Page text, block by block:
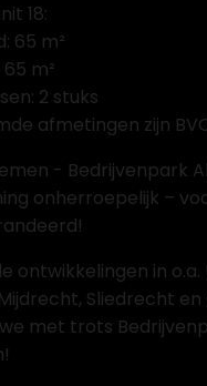
18:
65 m²
m²
2 stuks
afmetingen zijn
- Bedrijvenpark
onherroepelijk –
ontwikkelingen in o.a.
Sliedrecht
met trots